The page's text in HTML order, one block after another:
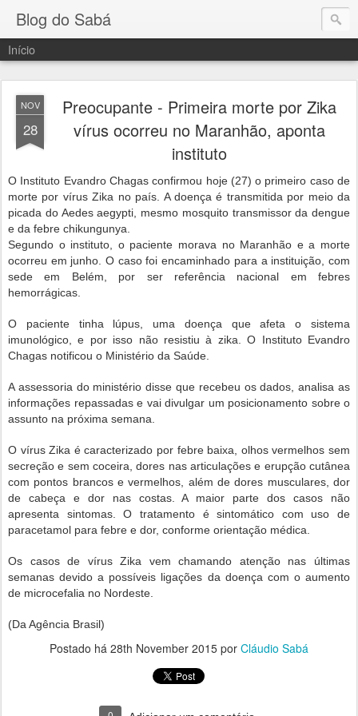
Blog do Sabá
Início
NOV
28
Preocupante - Primeira morte por Zika
vírus ocorreu no Maranhão, aponta
instituto
O Instituto Evandro Chagas confirmou hoje (27) o primeiro caso de
morte por vírus Zika no país. A doença é transmitida por meio da
picada do Aedes aegypti, mesmo mosquito transmissor da dengue
e da febre chikungunya.
Segundo o instituto, o paciente morava no Maranhão e a morte
ocorreu em junho. O caso foi encaminhado para a instituição, com
sede em Belém, por ser referência nacional em febres
hemorrágicas.
O paciente tinha lúpus, uma doença que afeta o sistema
imunológico, e por isso não resistiu à zika. O Instituto Evandro
Chagas notificou o Ministério da Saúde.
A assessoria do ministério disse que recebeu os dados, analisa as
informações repassadas e vai divulgar um posicionamento sobre o
assunto na próxima semana.
O vírus Zika é caracterizado por febre baixa, olhos vermelhos sem
secreção e sem coceira, dores nas articulações e erupção cutânea
com pontos brancos e vermelhos, além de dores musculares, dor
de cabeça e dor nas costas. A maior parte dos casos não
apresenta sintomas. O tratamento é sintomático com uso de
paracetamol para febre e dor, conforme orientação médica.
Os casos de vírus Zika vem chamando atenção nas últimas
semanas devido a possíveis ligações da doença com o aumento
de microcefalia no Nordeste.
(Da Agência Brasil)
Postado há 28th November 2015 por Cláudio Sabá